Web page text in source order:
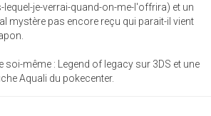
lequel-je-verrai-quand-on-me-l'offrira) et un
mystère pas encore reçu qui parait-il vient
soi-même : Legend of legacy sur 3DS et une
Aquali du pokecenter.